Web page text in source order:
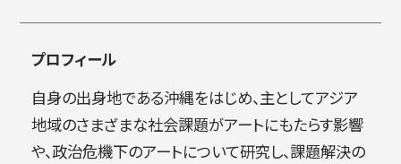
藝術学舎（公開講座）
プロフィール
自身の出身地である沖縄をはじめ、主としてアジア
地域のさまざまな社会課題がアートにもたらす影響
や、政治危機下のアートについて研究し、課題解決の